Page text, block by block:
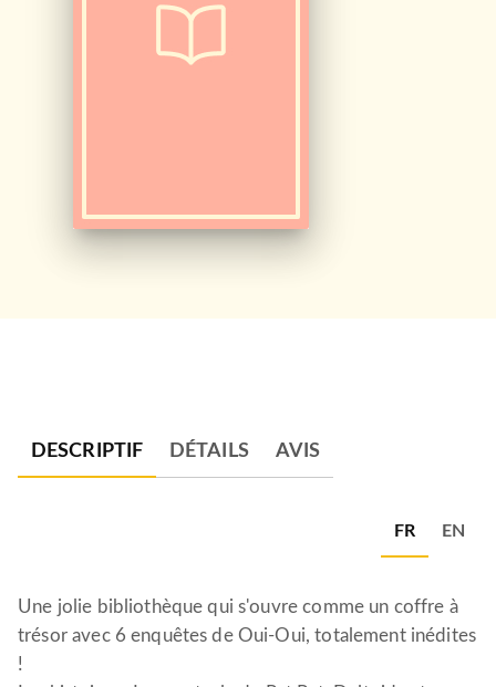
DESCRIPTIF DÉTAILS AVIS
FR EN
Une jolie bibliothèque qui s'ouvre comme un coffre à
trésor avec 6 enquêtes de Oui-Oui, totalement inédites
!